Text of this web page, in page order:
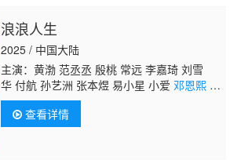
浪浪人生
2025 / 中国大陆
主演：黄渤 范丞丞 殷桃 常远 李嘉琦 刘雪
华 付航 孙艺洲 张本煜 易小星 小爱 邓恩熙李
治良 刘西蒙 郝瀚 杜梦涵 庄园
查看详情